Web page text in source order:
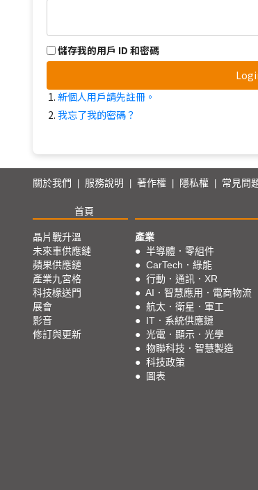
儲存我的用戶 ID 和密碼
新個人用戶請先註冊。
我忘了我的密碼？
關於我們 服務說明 著作權 隱私權 常見問
首頁
晶片戰升溫
未來車供應鏈
蘋果供應鏈
產業九宮格
科技椽送門
展會
影音
修訂與更新
產業
● 半導體．零組件
● CarTech．綠能
● 行動．通訊．XR
● AI．智慧應用．電商物流
● 航太．衛星．軍工
● IT．系統供應鏈
● 光電．顯示．光學
● 物聯科技．智慧製造
● 科技政策
●
圖表